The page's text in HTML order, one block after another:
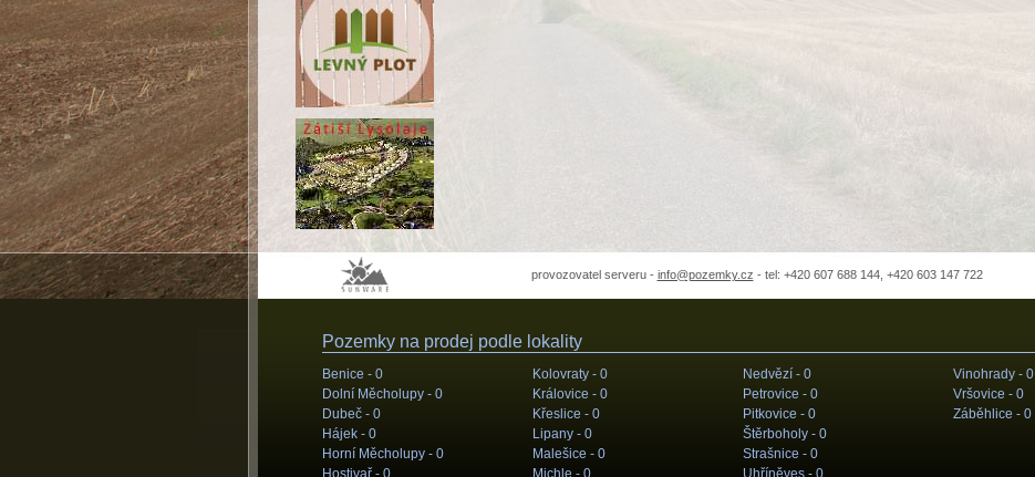
provozovatel serveru - info@pozemky.cz - tel: +420 607 688 144, +420 603 147 722
Pozemky na prodej podle lokality
Benice - 0
Dolní Měcholupy - 0
Dubeč - 0
Hájek - 0
Horní Měcholupy - 0
Hostivař - 0
Kolovraty - 0
Královice - 0
Křeslice - 0
Lipany - 0
Malešice - 0
Michle - 0
Nedvězí - 0
Petrovice - 0
Pitkovice - 0
Štěrboholy - 0
Strašnice - 0
Uhříněves - 0
Vinohrady - 0
Vršovice - 0
Záběhlice - 0